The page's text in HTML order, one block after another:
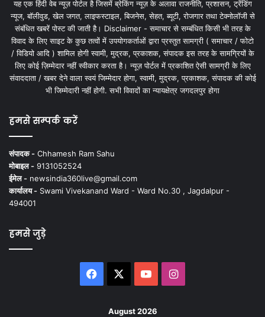
यह एक हिंदी वेब न्यूज़ पोर्टल है जिसमें ब्रेकिंग न्यूज़ के अलावा राजनीति, प्रशासन, ट्रेंडिंग
न्यूज, बॉलीवुड, खेल जगत, लाइफस्टाइल, बिजनेस, सेहत, ब्यूटी, रोजगार तथा टेक्नोलॉजी से
संबंधित खबरें पोस्ट की जाती है। Disclaimer - समाचार से सम्बंधित किसी भी तरह के
विवाद के लिए साइट के कुछ तत्वों में उपयोगकर्ताओं द्वारा प्रस्तुत सामग्री ( समाचार / फोटो
/ विडियो आदि ) शामिल होगी स्वामी, मुद्रक, प्रकाशक, संपादक इस तरह के सामग्रियों के
लिए कोई ज़िम्मेदार नहीं स्वीकार करता है। न्यूज़ पोर्टल में प्रकाशित ऐसी सामग्री के लिए
संवाददाता / खबर देने वाला स्वयं जिम्मेदार होगा, स्वामी, मुद्रक, प्रकाशक, संपादक की कोई
भी जिम्मेदारी नहीं होगी. सभी विवादों का न्यायक्षेत्र जगदलपुर होगा
हमसे सम्पर्क करें
संपादक - Chhamesh Ram Sahu
मोबाइल - 9131052524
ईमेल - newsindia360live@gmail.com
कार्यालय - Swami Vivekanand Ward - Ward No.30 , Jagdalpur -
494001
हमसे जुड़े
Facebook YouTubeInstagram
August 2026